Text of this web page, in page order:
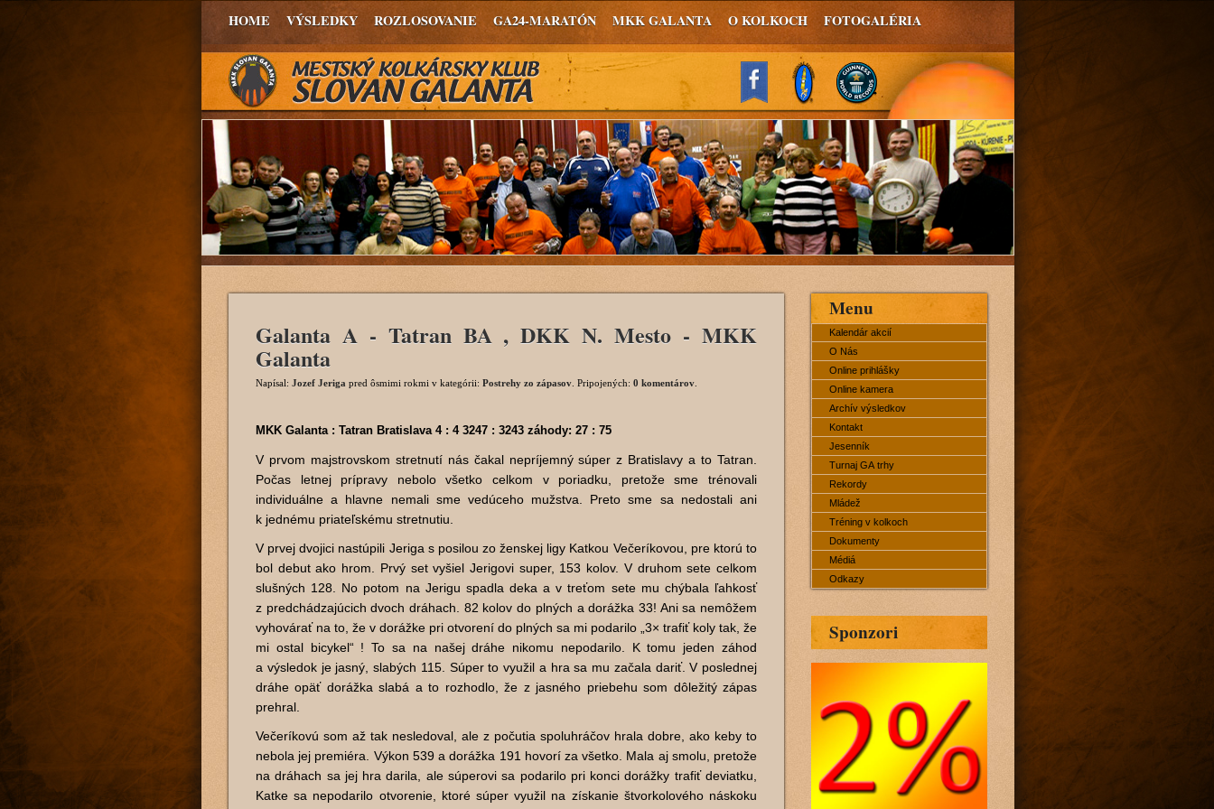
HOME VÝSLEDKY ROZLOSOVANIE GA24-MARATÓN MKK GALANTA O KOLKOCH FOTOGALÉRIA
Galanta A - Tatran BA , DKK N. Mesto - MKK
Galanta
Napísal: Jozef Jeriga pred ôsmimi rokmi v kategórii: Postrehy zo zápasov . Pripojených: 0 komentárov
MKK Galanta : Tatran Bratislava 4 : 4 3247 : 3243 záhody: 27 : 75
V prvom majstrovskom stretnutí nás čakal nepríjemný súper z Bratislavy a to Tatran.
Počas letnej prípravy nebolo všetko celkom v poriadku, pretože sme trénovali
individuálne a hlavne nemali sme vedúceho mužstva. Preto sme sa nedostali ani
k jednému priateľskému stretnutiu.
V prvej dvojici nastúpili Jeriga s posilou zo ženskej ligy Katkou Večeríkovou, pre ktorú to
bol debut ako hrom. Prvý set vyšiel Jerigovi super, 153 kolov. V druhom sete celkom
slušných 128. No potom na Jerigu spadla deka a v treťom sete mu chýbala ľahkosť
z predchádzajúcich dvoch dráhach. 82 kolov do plných a dorážka 33! Ani sa nemôžem
vyhovárať na to, že v dorážke pri otvorení do plných sa mi podarilo „3× trafiť koly tak, že
mi ostal bicykel“ ! To sa na našej dráhe nikomu nepodarilo. K tomu jeden záhod
a výsledok je jasný, slabých 115. Súper to využil a hra sa mu začala dariť. V poslednej
dráhe opäť dorážka slabá a to rozhodlo, že z jasného priebehu som dôležitý zápas
prehral.
Večeríkovú som až tak nesledoval, ale z počutia spoluhráčov hrala dobre, ako keby to
nebola jej premiéra. Výkon 539 a dorážka 191 hovorí za všetko. Mala aj smolu, pretože
na dráhach sa jej hra darila, ale súperovi sa podarilo pri konci dorážky trafiť deviatku,
Katke sa nepodarilo otvorenie, ktoré súper využil na získanie štvorkolového náskoku
Menu
Kalendár akcií
O Nás
Online prihlášky
Online kamera
Archív výsledkov
Kontakt
Jesenník
Turnaj GA trhy
Rekordy
Mládež
Tréning v kolkoch
Dokumenty
Médiá
Odkazy
Sponzori